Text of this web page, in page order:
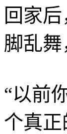
回家
脚乱
“以前
个真